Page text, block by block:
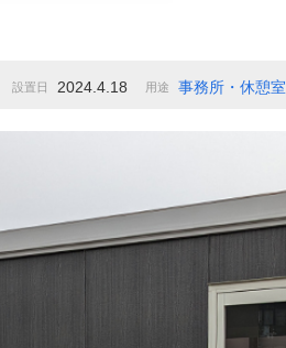
設置日 2024.4.18 用途 事務所・休憩室